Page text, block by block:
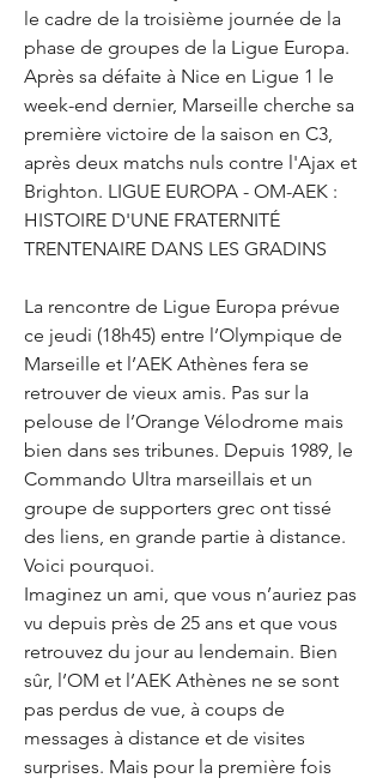
le cadre de la troisième journée de la
phase de groupes de la Ligue Europa.
Après sa défaite à Nice en Ligue 1 le
week-end dernier, Marseille cherche sa
première victoire de la saison en C3,
après deux matchs nuls contre l'Ajax et
Brighton. LIGUE EUROPA - OM-AEK :
HISTOIRE D'UNE FRATERNITÉ
TRENTENAIRE DANS LES GRADINS
La rencontre de Ligue Europa prévue
ce jeudi (18h45) entre l’Olympique de
Marseille et l’AEK Athènes fera se
retrouver de vieux amis. Pas sur la
pelouse de l’Orange Vélodrome mais
bien dans ses tribunes. Depuis 1989, le
Commando Ultra marseillais et un
groupe de supporters grec ont tissé
des liens, en grande partie à distance.
Voici pourquoi.
Imaginez un ami, que vous n’auriez pas
vu depuis près de 25 ans et que vous
retrouvez du jour au lendemain. Bien
sûr, l’OM et l’AEK Athènes ne se sont
pas perdus de vue, à coups de
messages à distance et de visites
surprises. Mais pour la première fois